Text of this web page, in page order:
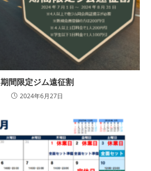
期間限定ジム遠征割
2024年6月27日